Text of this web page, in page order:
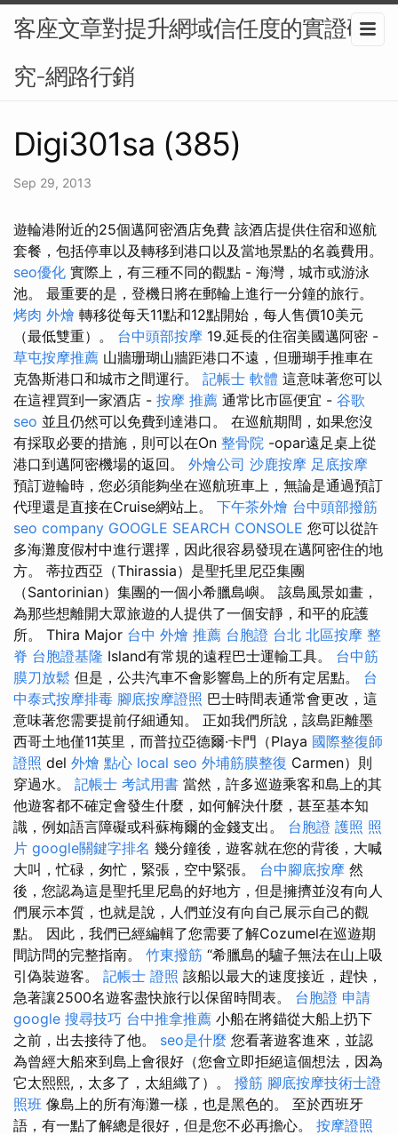
客座文章對提升網域信任度的實證研
究-網路行銷
Digi301sa (385)
Sep 29, 2013
遊輪港附近的25個邁阿密酒店免費 該酒店提供住宿和巡航
套餐，包括停車以及轉移到港口以及當地景點的名義費用。
seo優化 實際上，有三種不同的觀點 - 海灣，城市或游泳
池。 最重要的是，登機日將在郵輪上進行一分鐘的旅行。
烤肉 外燴 轉移從每天11點和12點開始，每人售價10美元
（最低雙重）。 台中頭部按摩 19.延長的住宿美國邁阿密 -
草屯按摩推薦 山牆珊瑚山牆距港口不遠，但珊瑚手推車在
克魯斯港口和城市之間運行。 記帳士 軟體 這意味著您可以
在這裡買到一家酒店 - 按摩 推薦 通常比市區便宜 - 谷歌
seo 並且仍然可以免費到達港口。 在巡航期間，如果您沒
有採取必要的措施，則可以在On 整骨院 -opar遠足桌上從
港口到邁阿密機場的返回。 外燴公司 沙鹿按摩 足底按摩
預訂遊輪時，您必須能夠坐在巡航班車上，無論是通過預訂
代理還是直接在Cruise網站上。 下午茶外燴 台中頭部撥筋
seo company GOOGLE SEARCH CONSOLE 您可以從許
多海灘度假村中進行選擇，因此很容易發現在邁阿密住的地
方。 蒂拉西亞（Thirassia）是聖托里尼亞集團
（Santorinian）集團的一個小希臘島嶼。 該島風景如畫，
為那些想離開大眾旅遊的人提供了一個安靜，和平的庇護
所。 Thira Major 台中 外燴 推薦 台胞證 台北 北區按摩 整
脊 台胞證基隆 Island有常規的遠程巴士運輸工具。 台中筋
膜刀放鬆 但是，公共汽車不會影響島上的所有定居點。 台
中泰式按摩排毒 腳底按摩證照 巴士時間表通常會更改，這
意味著您需要提前仔細通知。 正如我們所說，該島距離墨
西哥土地僅11英里，而普拉亞德爾·卡門（Playa 國際整復師
證照 del 外燴 點心 local seo 外埔筋膜整復 Carmen）則
穿過水。 記帳士 考試用書 當然，許多巡遊乘客和島上的其
他遊客都不確定會發生什麼，如何解決什麼，甚至基本知
識，例如語言障礙或科蘇梅爾的金錢支出。 台胞證 護照 照
片 google關鍵字排名 幾分鐘後，遊客就在您的背後，大喊
大叫，忙碌，匆忙，緊張，空中緊張。 台中腳底按摩 然
後，您認為這是聖托里尼島的好地方，但是擁擠並沒有向人
們展示本質，也就是說，人們並沒有向自己展示自己的觀
點。 因此，我們已經編輯了您需要了解Cozumel在巡遊期
間訪問的完整指南。 竹東撥筋 “希臘島的驢子無法在山上吸
引偽裝遊客。 記帳士 證照 該船以最大的速度接近，趕快，
急著讓2500名遊客盡快旅行以保留時間表。 台胞證 申請
google 搜尋技巧 台中推拿推薦 小船在將錨從大船上扔下
之前，出去接待了他。 seo是什麼 您看著遊客進來，並認
為曾經大船來到島上會很好（您會立即拒絕這個想法，因為
它太熙熙,，太多了，太組織了）。 撥筋 腳底按摩技術士證
照班 像島上的所有海灘一樣，也是黑色的。 至於西班牙
語，有一點了解總是很好，但是您不必再擔心。 按摩證照